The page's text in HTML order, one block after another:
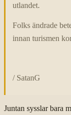
utlandet.
Folks ändrade
innan turismen
/ SatanG
Juntan sysslar bara